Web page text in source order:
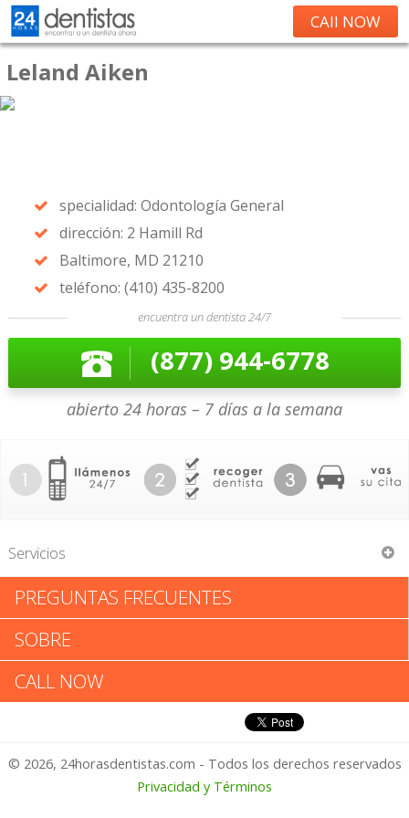
CAll NOW
Leland Aiken
specialidad: Odontología General
dirección: 2 Hamill Rd
Baltimore, MD 21210
teléfono: (410) 435-8200
encuentra un dentista 24/7
(877) 944-6778
abierto 24 horas – 7 días a la semana
Servicios
Leland Aiken
Leland Aiken: Califica tu
Experiencia
1 – No Feliz
PREGUNTAS FRECUENTES
SOBRE
CALL NOW
© 2026, 24horasdentistas.com - Todos los derechos reservados
Privacidad y Términos